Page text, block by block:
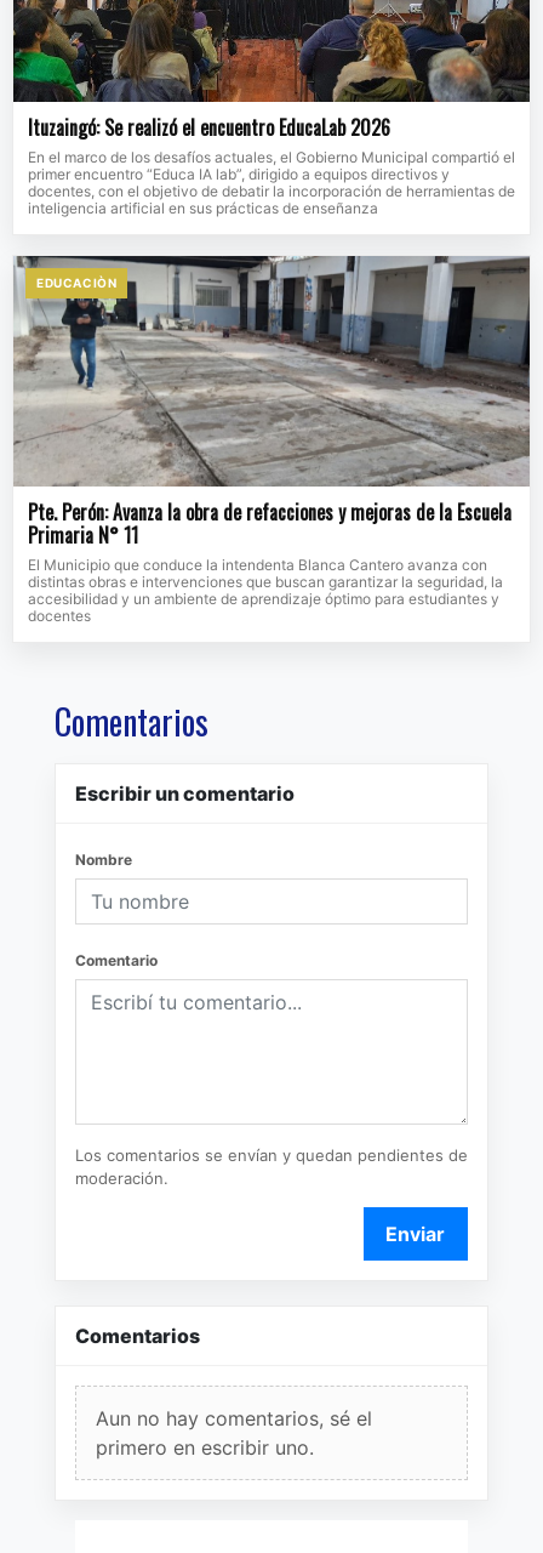
Ituzaingó: Se realizó el encuentro EducaLab 2026
En el marco de los desafíos actuales, el Gobierno Municipal compartió el
primer encuentro “Educa IA lab”, dirigido a equipos directivos y
docentes, con el objetivo de debatir la incorporación de herramientas de
inteligencia artificial en sus prácticas de enseñanza
EDUCACIÒN
Pte. Perón: Avanza la obra de refacciones y mejoras de la Escuela
Primaria N° 11
El Municipio que conduce la intendenta Blanca Cantero avanza con
distintas obras e intervenciones que buscan garantizar la seguridad, la
accesibilidad y un ambiente de aprendizaje óptimo para estudiantes y
docentes
Comentarios
Escribir un comentario
Nombre
Comentario
Los comentarios se envían y quedan pendientes de
moderación.
Enviar
Comentarios
Aun no hay comentarios, sé el
primero en escribir uno.